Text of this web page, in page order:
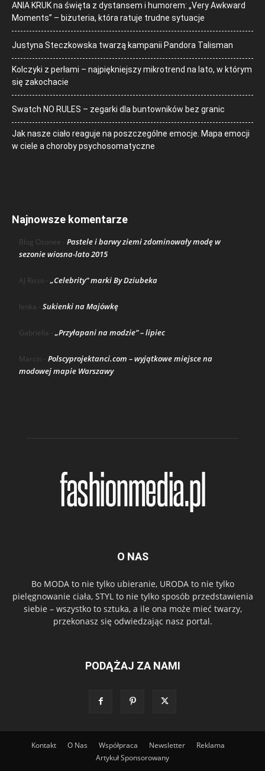
ANIA KRUK na święta z dystansem i humorem: „Very Awkward
Moments” – biżuteria, która ratuje trudne sytuacje
Justyna Steczkowska twarzą kampanii Pandora Talisman
Kolczyki z perłami – najpiękniejszy mikrotrend na lato, w którym
się zakochacie
Swatch NO RULES – zegarki dla buntowników bez granic
Jak nasze ciało reaguje na poszczególne emocje. Mapa emocji
w ciele a choroby psychosomatyczne
Najnowsze komentarze
Blog Ozonee - Pastele i barwy ziemi zdominowały modę w
sezonie wiosna-lato 2015
AJ Risso - „Celebrity” marki By Dziubeka
lenka - Sukienki na Majówkę
Gabriella - „Przyłapani na modzie” – lipiec
Marcin - Polscyprojektanci.com – wyjątkowe miejsce na
modowej mapie Warszawy
O NAS
Bo MODA to nie tylko ubieranie, URODA to nie tylko
pielęgnowanie ciała, STYL to nie tylko sposób przedstawienia
siebie – wszystko to sztuka, a ile ona może mieć twarzy,
przekonasz się odwiedzając nasz portal.
PODĄŻAJ ZA NAMI
Kontakt O Nas Współpraca Newsletter
Reklama
Artykuł Sponsorowany